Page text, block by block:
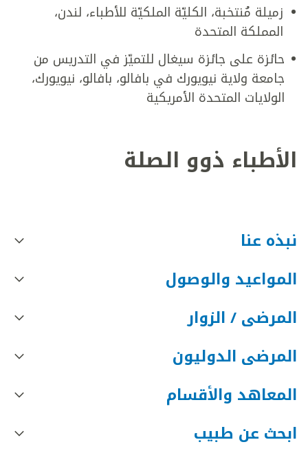
زميلة مُنتخبة، الكليّة الملكيّة للأطباء، لندن،
المملكة المتحدة
حائزة على جائزة سيغال للتميّز في التدريس من
جامعة ولاية نيويورك في بافالو، بافالو، نيويورك،
الولايات المتحدة الأمريكية
الأطباء ذوو الصلة
نبذه عنا
المواعيد والوصول
المرضى / الزوار
المرضى الدوليون
المعاهد والأقسام
ابحث عن طبيب